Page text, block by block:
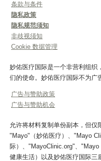
条款与条件
隐私政策
隐私规范须知
非歧视须知
Cookie 数据管理
妙佑医疗国际是一个非营利组织
们的使命。妙佑医疗国际不为广
广告与赞助政策
广告与赞助机会
允许将材料复制单份副本，但仅
"Mayo"（妙佑医疗）、"Mayo
际）、"MayoClinic.org"、
健康生活）以及妙佑医疗国际三